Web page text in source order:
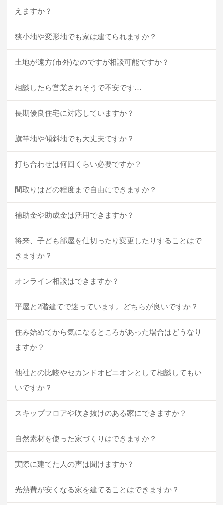
えますか？
狭小地や変形地でも家は建てられますか？
土地が遠方(市外)なのですが相談可能ですか？
相談したら営業されそうで不安です…
長期優良住宅に対応していますか？
旗竿地や傾斜地でも大丈夫ですか？
打ち合わせは何回くらい必要ですか？
間取りはどの程度まで自由にできますか？
補助金や助成金は活用できますか？
将来、子ども部屋を仕切ったり変更したりすることはで
きますか？
オンライン相談はできますか？
平屋と2階建てで迷っています。どちらが良いですか？
住み始めてから気になるところがあった場合はどうなり
ますか？
他社との比較やセカンドオピニオンとして相談してもい
いですか？
スキップフロアや吹き抜けのある家にできますか？
自然素材を使った家づくりはできますか？
実際に建てた人の声は聞けますか？
光熱費が安くなる家を建てることはできますか？